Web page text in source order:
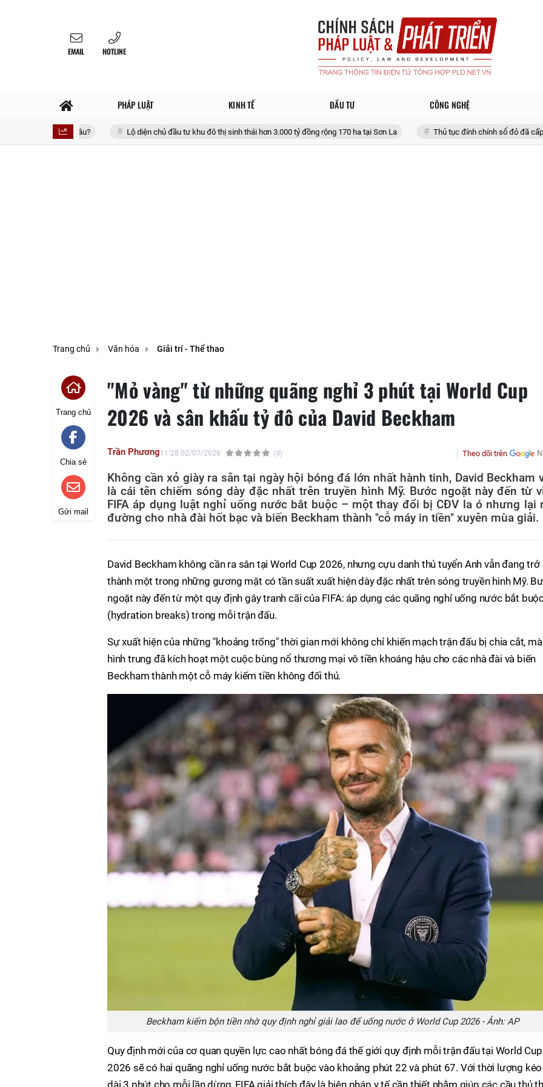
EMAIL HOTLINE
PHÁP LUẬT KINH TẾ ĐẦU TƯ CÔNG NGHỆ
Lộ diện chủ đầu tư khu đô thị sinh thái hơn 3.000 tỷ đồng rộng 170 ha tại Sơn La Thủ tục đính chính sổ đỏ đã cấp tại Hà Nội
Trang chủ Văn hóa Giải trí - Thể thao
Trang chủ
Chia sẻ
Gửi mail
"Mỏ vàng" từ những quãng nghỉ 3 phút tại World Cup
2026 và sân khấu tỷ đô của David Beckham
Trần Phương11:28 02/07/2026 (0) Theo dõi trên
Không cần xỏ giày ra sân tại ngày hội bóng đá lớn nhất hành tinh, David Beckham
là cái tên chiếm sóng dày đặc nhất trên truyền hình Mỹ. Bước ngoặt này đến từ
FIFA áp dụng luật nghỉ uống nước bắt buộc – một thay đổi bị CĐV la ó nhưng lại
đường cho nhà đài hốt bạc và biến Beckham thành "cỗ máy in tiền" xuyên mùa giải.
David Beckham không cần ra sân tại World Cup 2026, nhưng cựu danh thủ tuyển Anh vẫn đang trở
thành một trong những gương mặt có tần suất xuất hiện dày đặc nhất trên sóng truyền hình Mỹ.
ngoặt này đến từ một quy định gây tranh cãi của FIFA: áp dụng các quãng nghỉ uống nước bắt
(hydration breaks) trong mỗi trận đấu.
Sự xuất hiện của những "khoảng trống" thời gian mới không chỉ khiến mạch trận đấu bị chia cắt,
hình trung đã kích hoạt một cuộc bùng nổ thương mại vô tiền khoáng hậu cho các nhà đài và biến
Beckham thành một cỗ máy kiếm tiền không đối thủ.
Beckham kiếm bộn tiền nhờ quy định nghỉ giải lao để uống nước ở World Cup 2026 - Ảnh: AP
Quy định mới của cơ quan quyền lực cao nhất bóng đá thế giới quy định mỗi trận đấu tại World Cup
2026 sẽ có hai quãng nghỉ uống nước bắt buộc vào khoảng phút 22 và phút 67. Với thời lượng kéo